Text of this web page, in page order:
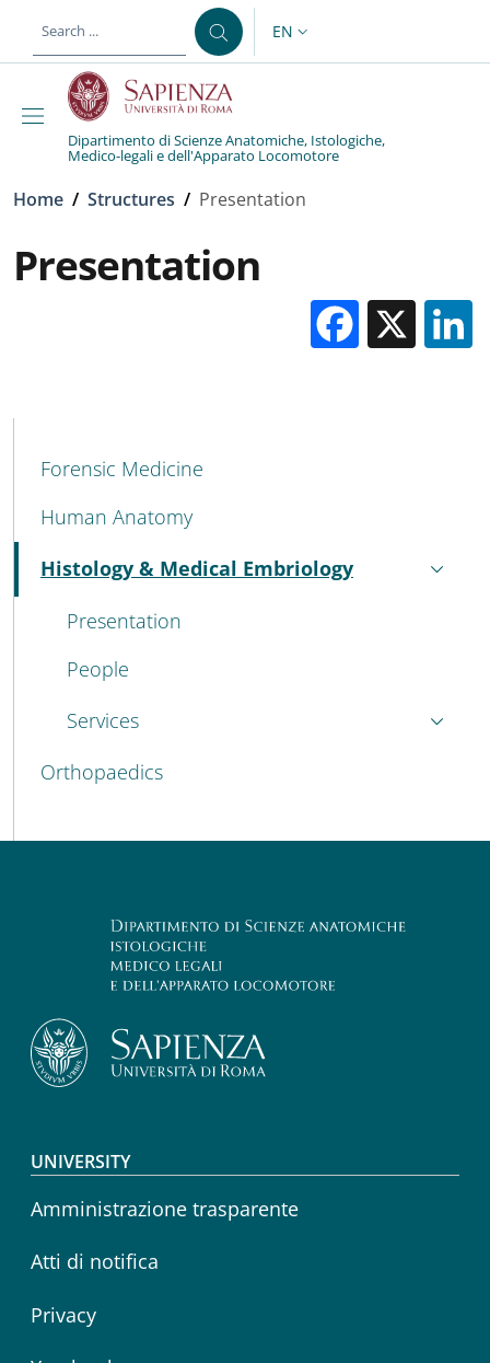
LANGUAGE SWITCHER:
EN
Dipartimento di Scienze Anatomiche, Istologiche,
Medico-legali e dell'Apparato Locomotore
Breadcrumb
Home / Structures / Presentation
Presentation
X
MAIN NAVIGATION
Forensic Medicine
Human Anatomy
Histology & Medical Embriology
Active
Presentation
People
Services
Orthopaedics
Footer menu
UNIVERSITY
Amministrazione trasparente
Atti di notifica
Privacy